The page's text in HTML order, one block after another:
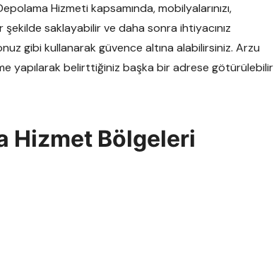
Hizmeti kapsamında, mobilyalarınızı,
şekilde saklayabilir ve daha sonra ihtiyacınız
gibi kullanarak güvence altına alabilirsiniz. Arzu
yapılarak belirttiğiniz başka bir adrese götürülebilir
Hizmet Bölgeleri